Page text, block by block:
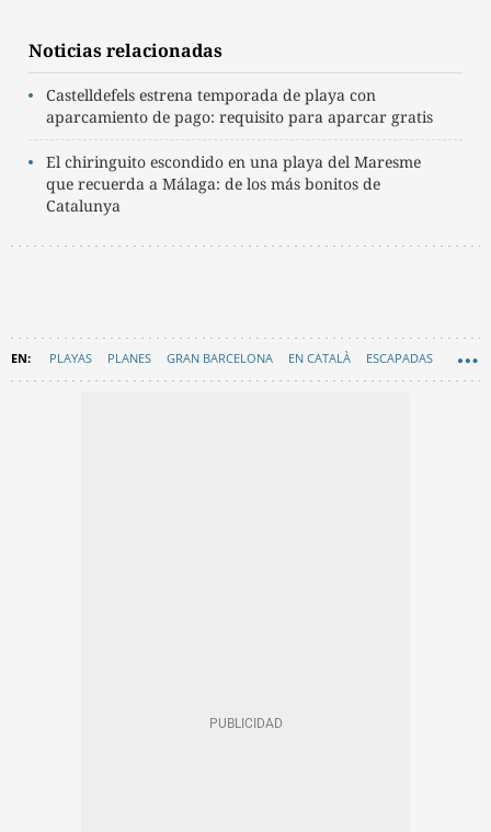
Noticias relacionadas
Castelldefels estrena temporada de playa con
aparcamiento de pago: requisito para aparcar gratis
El chiringuito escondido en una playa del Maresme
que recuerda a Málaga: de los más bonitos de
Catalunya
PLAYAS PLANES GRAN BARCELONA EN CATALÀ ESCAPADAS